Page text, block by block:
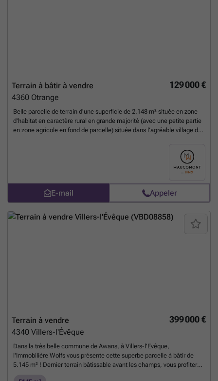
129 000 €
Terrain à bâtir à vendre
4360 Otrange
Belle parcelle de terrain d'une superficie de 2.148 m² située en zone
d'habitat en caractère rural en grande majorité (avec une petite partie
en zone agricole en fond de parcelle) située dans l'agréable village de
est libre de constructeur et ne fait pas partie d'un lotissement. Il faudra
toutefois respecter les prescriptions en vigueur (communales,
régionales, ...). Les impétrants et raccordements sont à charge des
du n°3. Références cadastrales: Oreye, 2ème division Otrange, le Brou
Hameau, section C, n°3AP0000. Largeur façade à rue: +/- 24 mètres.
Plus d'informations disponibles sur demande à ### . Informations
données à titre indicatif et non contractuelles. Belle opportunité! A
E-mail Appeler
399 000 €
Terrain à vendre
4340 Villers-l'Évêque
Dans la très belle commune de Awans, à Villers-l'Evêque,
l'Immobilière Wolfs vous présente cette superbe parcelle à bâtir de
5.145 m² ! Dernier terrain bâtissable avant les champs, vous profiterez